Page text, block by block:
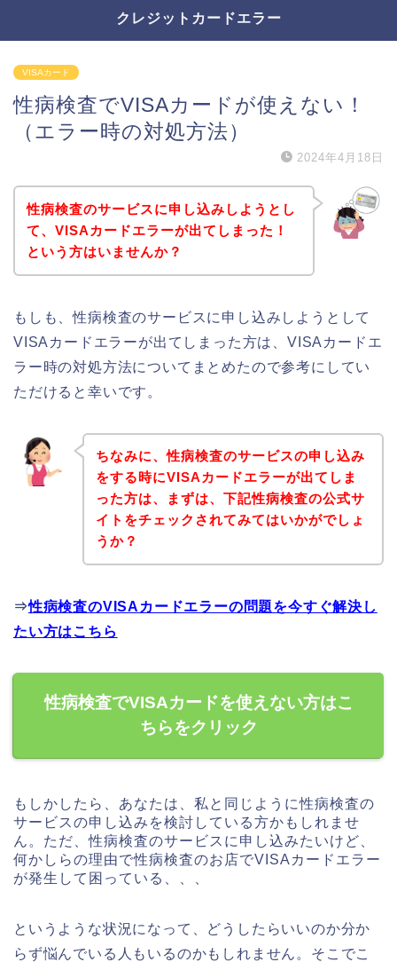
クレジットカードエラー
VISAカード
性病検査でVISAカードが使えない！
（エラー時の対処方法）
2024年4月18日
性病検査のサービスに申し込みしようとし
て、VISAカードエラーが出てしまった！
という方はいませんか？
もしも、性病検査のサービスに申し込みしようとして
VISAカードエラーが出てしまった方は、VISAカードエ
ラー時の対処方法についてまとめたので参考にしてい
ただけると幸いです。
ちなみに、性病検査のサービスの申し込み
をする時にVISAカードエラーが出てしま
った方は、まずは、下記性病検査の公式サ
イトをチェックされてみてはいかがでしょ
うか？
⇒性病検査のVISAカードエラーの問題を今すぐ解決し
たい方はこちら
性病検査でVISAカードを使えない方はこ
ちらをクリック
もしかしたら、あなたは、私と同じように性病検査の
サービスの申し込みを検討している方かもしれませ
ん。ただ、性病検査のサービスに申し込みたいけど、
何かしらの理由で性病検査のお店でVISAカードエラー
が発生して困っている、、、
というような状況になって、どうしたらいいのか分か
らず悩んでいる人もいるのかもしれません。そこでこ